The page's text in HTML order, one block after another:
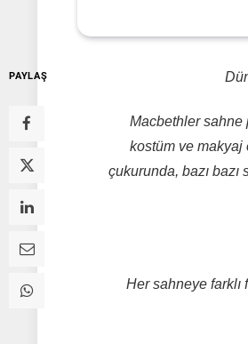
PAYLAŞ
Macbethler sahne
kostüm ve makyaj
çukurunda, bazı bazı
Her sahneye farklı